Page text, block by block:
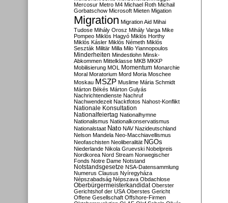
Mercosur Metro M4 Michael Roth Michail
Gorbatschow Microsoft Mieten Migation
Migration Migration Aid Mihai
Tudose Mihály Orosz Mihály Varga Mike
Pompeo Miklós Hagyó Miklós Horthy
Miklós Kásler Miklós Németh Miklós
Seszták Militär Milla Milo Yiannopoulos
Minderheiten Mindestlohn Minsk-
Abkommen Mittelklasse MKB MKKP
Mobilisierung MOL Momentum Monarchie
Moral Moratorium Mord Moria Moschee
Moskau MSZP Muslime Mária Schmidt
Márton Békés Márton Gulyás
Nachrichtendienste Nachruf
Nachwendezeit Nacktfotos Nahost-Konflikt
Nationale Konsultation
Nationalfeiertag Nationalhymne
Nationalismus Nationalkonservatismus
Nationalstaat Nato NAV Nazideutschland
Nelson Mandela Neo-Macchiavellismus
Neofaschisten Neoliberalität NGOs
Niederlande Nikola Gruevski Nobelpreis
Nordkorea Nord Stream Norwegischer
Fonds Notre Dame Notstand
Notstandsgesetze NSA-Datensammlung
Numerus Clausus Nyíregyháza
Népszabadság Népszava Obdachlose
Oberbürgermeisterkandidat Oberster
Gerichtshof der USA Oberstes Gericht
Offene Gesellschaft Offshore-Firmen